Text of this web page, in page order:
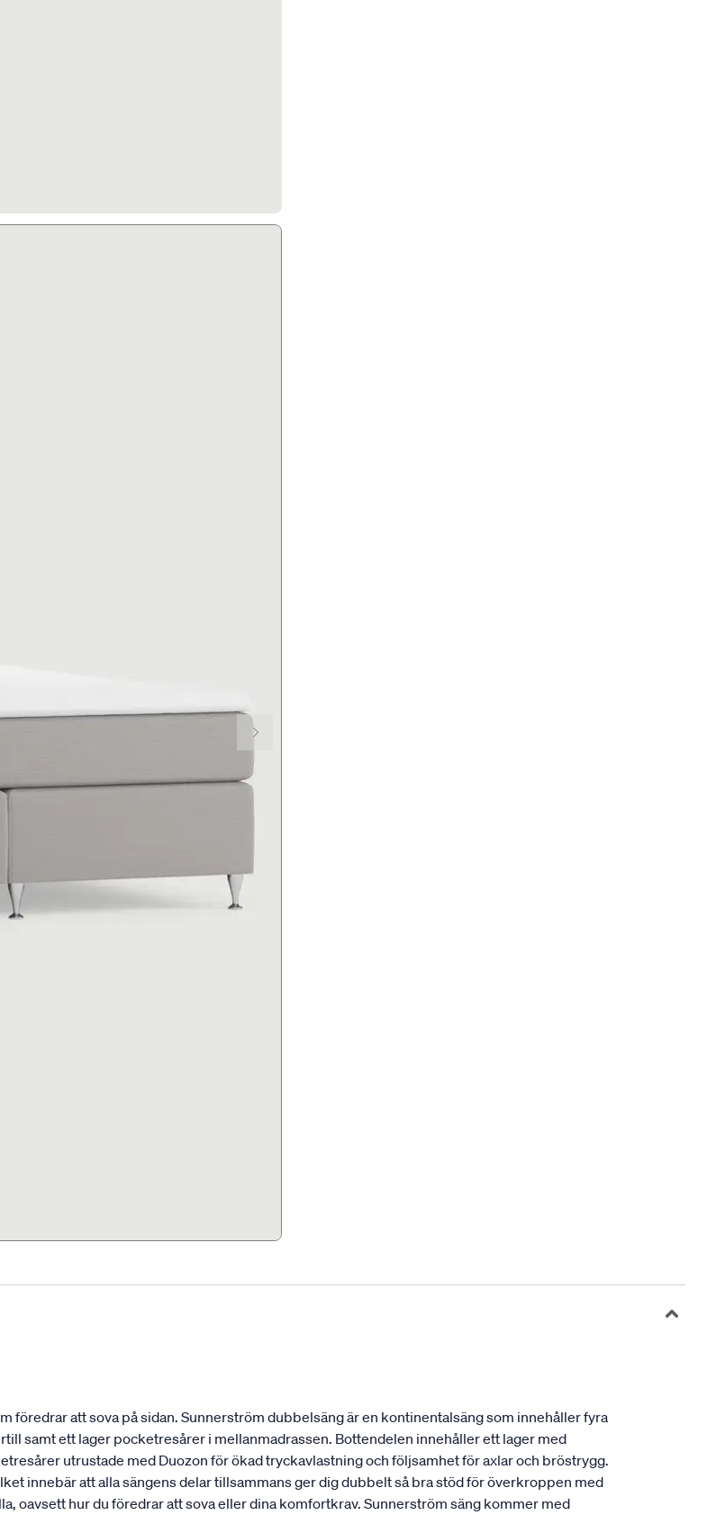
föredrar att sova på sidan. Sunnerström dubbelsäng är en kontinentalsäng som innehåller fyra
samt ett lager pocketresårer i mellanmadrassen. Bottendelen innehåller ett lager med
utrustade med Duozon för ökad tryckavlastning och följsamhet för axlar och bröstrygg.
innebär att alla sängens delar tillsammans ger dig dubbelt så bra stöd för överkroppen med
oavsett hur du föredrar att sova eller dina komfortkrav. Sunnerström säng kommer med